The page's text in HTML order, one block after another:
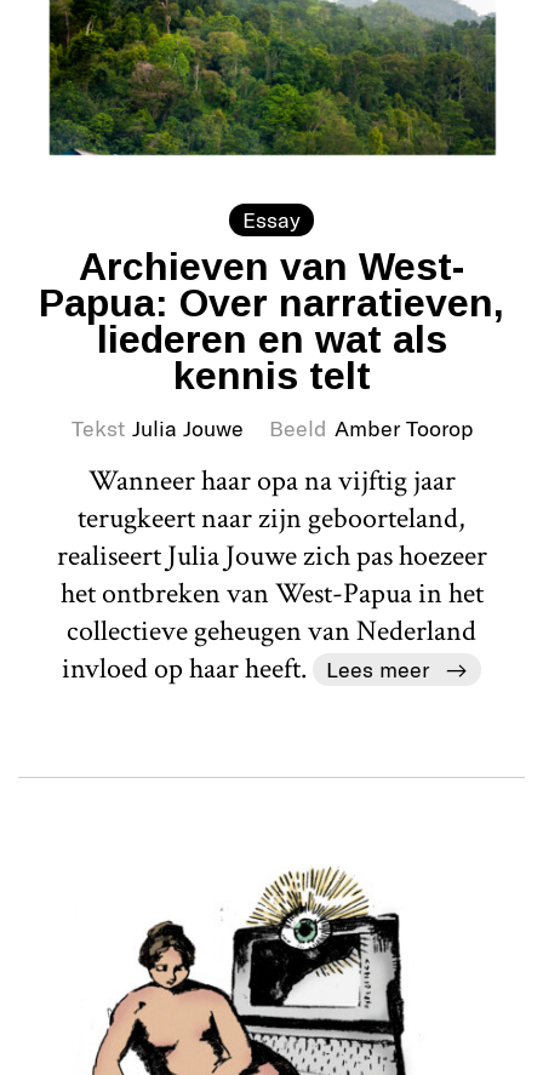
Essay
Archieven van West-
Papua: Over narratieven,
liederen en wat als
kennis telt
Tekst Julia Jouwe Beeld Amber Toorop
Wanneer haar opa na vijftig jaar
terugkeert naar zijn geboorteland,
realiseert Julia Jouwe zich pas hoezeer
het ontbreken van West-Papua in het
collectieve geheugen van Nederland
invloed op haar heeft.
Lees meer